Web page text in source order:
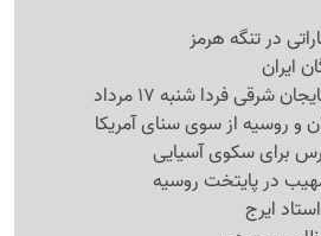
در تنگه هرمز
ایران
شرقی فردا شنبه 17 مرداد
و روسیه از سوی سنای آمریکا
برای سکوی آسیایی
در پایتخت روسیه
ایرج